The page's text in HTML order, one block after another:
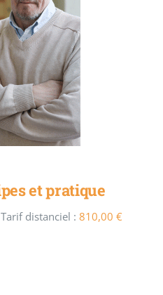
et pratique
distanciel : 810,00 €